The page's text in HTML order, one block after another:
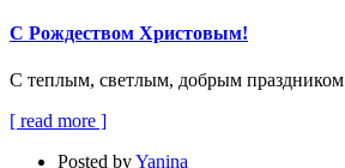
С Рождеством Христовым!
С теплым, светлым, добрым
[ read more ]
Posted byYanina